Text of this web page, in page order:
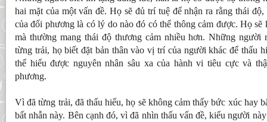
hai mặt của một vấn đề. Họ sẽ đủ trí tuệ để nhận ra rằng thái
của đối phương là có lý do nào đó có thể thông cảm được. Họ
mà thường mang thái độ thương cảm nhiều hơn. Những người
từng trải, họ biết đặt bản thân vào vị trí của người khác để thấu
thể hiểu được nguyên nhân sâu xa của hành vi tiêu cực và
phương.
Vì đã từng trải, đã thấu hiểu, họ sẽ không cảm thấy bức xúc hay
bất nhẫn này. Bên cạnh đó, vì đã nhìn thấu vấn đề, kiểu người